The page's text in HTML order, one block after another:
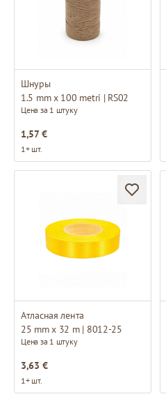
Шнуры
1.5 mm x 100 metri | RS02
Цена за 1 штуку
1,57 €
1+ шт.
Атласная лента
25 mm x 32 m | 8012-25
Цена за 1 штуку
3,63 €
1+ шт.